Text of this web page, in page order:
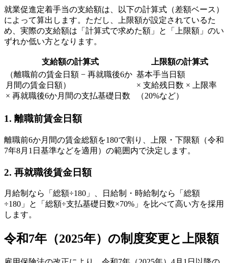
就業促進定着手当の支給額は、以下の計算式（差額ベース）
によって算出します。ただし、上限額が設定されているた
め、実際の支給額は「計算式で求めた額」と「上限額」のい
ずれか低い方となります。
支給額の計算式
上限額の計算式
（離職前の賃金日額 − 再就職後6か
月間の賃金日額）
× 再就職後6か月間の支払基礎日数
基本手当日額
× 支給残日数 × 上限率
（20%など）
1. 離職前賃金日額
離職前6か月間の賃金総額を180で割り、上限・下限額（令和
7年8月1日基準などを適用）の範囲内で決定します。
2. 再就職後賃金日額
月給制なら「総額÷180」、日給制・時給制なら「総額
÷180」と「総額÷支払基礎日数×70%」を比べて高い方を採用
します。
令和7年（2025年）の制度変更と上限額